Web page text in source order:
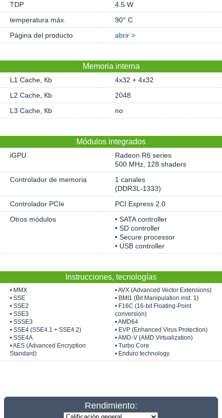
TDP
4.5 W
temperatura máx.
90° C
Página del producto
abrir >
Memoria interna
L1 Cache, Кb
4x32 + 4x32
L2 Cache, Кb
2048
L3 Cache, Кb
no
Módulos integrados
iGPU
Radeon R6 series
500 MHz, 128 shaders
Controlador de memoria
1 canales
(DDR3L-1333)
Controlador PCIe
PCI Express 2.0
Otros módulos
• SATA controller
• SD controller
• Secure processor
• USB controller
Instrucciones, tecnologías
• MMX
• SSE
• SSE2
• SSE3
• SSSE3
• SSE4 (SSE4.1 + SSE4.2)
• SSE4A
• AES (Advanced Encryption
Standard)
• AVX (Advanced Vector Extensions)
• BMI1 (Bit Manipulation inst. 1)
• F16C (16-bit Floating-Point
conversion)
• AMD64
• EVP (Enhanced Virus Protection)
• AMD-V (AMD Virtualization)
• Turbo Core
• Enduro technology
Rendimiento: